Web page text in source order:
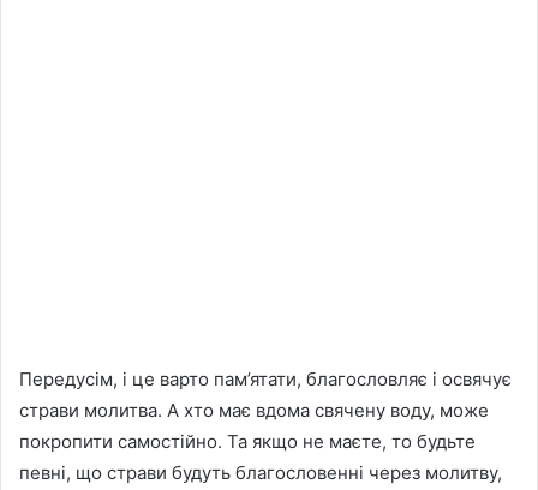
Передусім, і це варто пам’ятати, благословляє і освячує
страви молитва. А хто має вдома свячену воду, може
покропити самостійно. Та якщо не маєте, то будьте
певні, що страви будуть благословенні через молитву,